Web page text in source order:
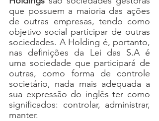
que possuem a maioria das ações
de outras empresas, tendo como
objetivo social participar de outras
sociedades. A Holding é, portanto,
nas definições da Lei das S.A é
uma sociedade que participará de
outras, como forma de controle
societário, nada mais adequada a
sua expressão do inglês ter como
significados: controlar, administrar,
manter.